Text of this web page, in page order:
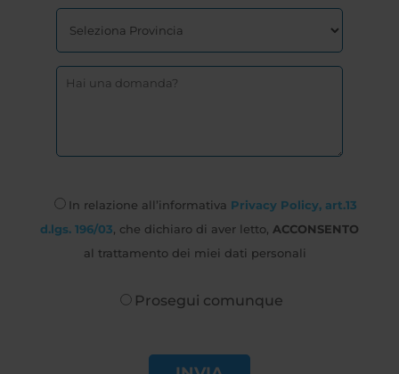
In relazione all’informativa Privacy Policy, art.13
d.lgs. 196/03 , che dichiaro di aver letto, ACCONSENTO
al trattamento dei miei dati personali
Prosegui comunque